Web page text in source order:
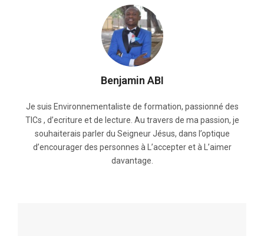
Benjamin ABI
Je suis Environnementaliste de formation, passionné des
TICs , d’ecriture et de lecture. Au travers de ma passion, je
souhaiterais parler du Seigneur Jésus, dans l’optique
d’encourager des personnes à L’accepter et à L’aimer
davantage.